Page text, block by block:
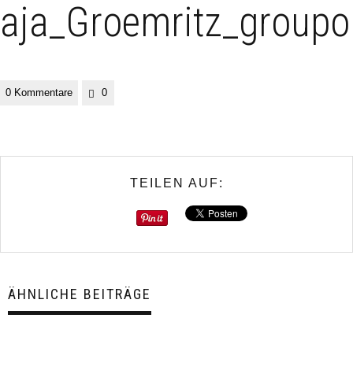
0 Kommentare 0
TEILEN AUF:
ÄHNLICHE BEITRÄGE